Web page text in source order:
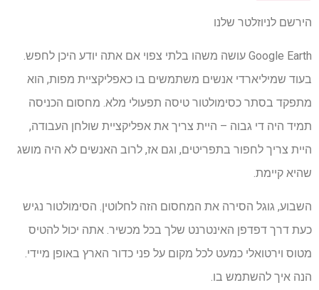
הירשם לניוזלטר שלנו
Google Earth עושה משהו בלתי צפוי אם אתה יודע היכן לחפש.
בעוד שמיליארדי אנשים משתמשים בו כאפליקציית מפות, הוא
מתפקד בסתר כסימולטור טיסה תפעולי מלא. מחסום הכניסה
תמיד היה די גבוה – היית צריך את אפליקציית שולחן העבודה,
היית צריך לחפור בתפריטים, וגם אז, לרוב האנשים לא היה מושג
שהיא קיימת.
השבוע, גוגל הסירה את המחסום הזה לחלוטין. הסימולטור נגיש
כעת דרך דפדפן האינטרנט שלך בכל מכשיר. אתה יכול להטיס
מטוס וירטואלי כמעט לכל מקום על פני כדור הארץ באופן מיידי.
הנה איך להשתמש בו.